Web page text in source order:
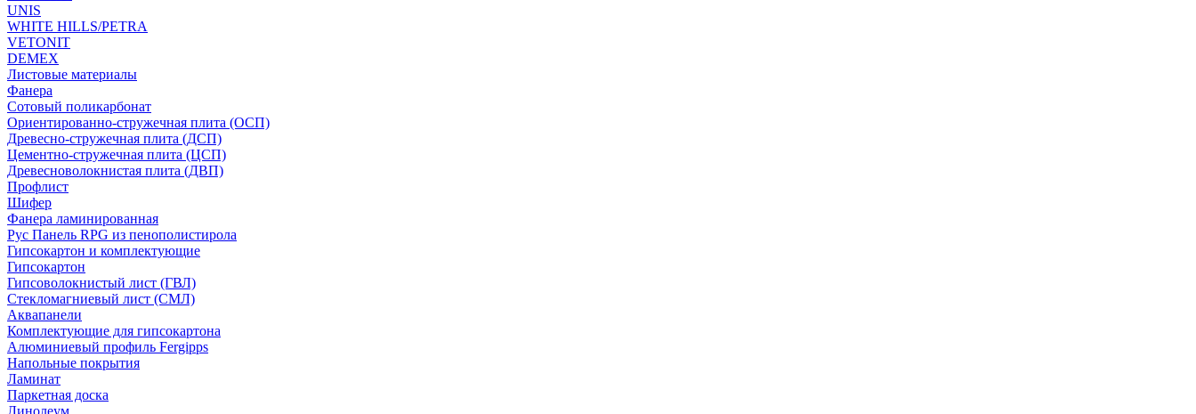
UNIS
WHITE HILLS/PETRA
VETONIT
DEMEX
Листовые материалы
Фанера
Сотовый поликарбонат
Ориентированно-стружечная плита (ОСП)
Древесно-стружечная плита (ДСП)
Цементно-стружечная плита (ЦСП)
Древесноволокнистая плита (ДВП)
Профлист
Шифер
Фанера ламинированная
Рус Панель RPG из пенополистирола
Гипсокартон и комплектующие
Гипсокартон
Гипсоволокнистый лист (ГВЛ)
Стекломагниевый лист (СМЛ)
Аквапанели
Комплектующие для гипсокартона
Алюминиевый профиль Fergipps
Напольные покрытия
Ламинат
Паркетная доска
Линолеум